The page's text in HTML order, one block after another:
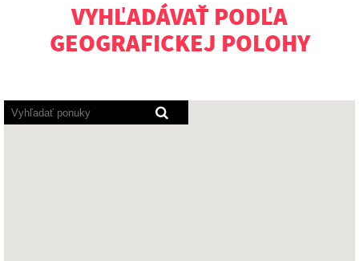
VYHĽADÁVAŤ PODĽA
GEOGRAFICKEJ POLOHY
Programy
pre